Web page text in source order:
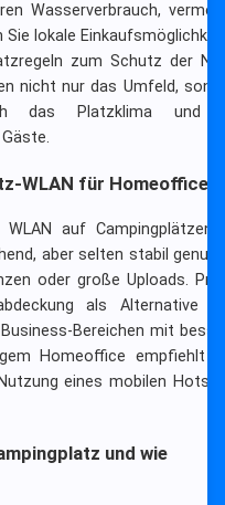
Wasserverbrauch,
Sie lokale
zum Schutz der
nicht nur das Umfeld,
das Platzklima und
WLAN für Homeoffice?
auf Campingplätzen
aber selten stabil genug
oder große Uploads.
als Alternative
Bereichen mit
Homeoffice empfiehlt
eines mobilen
und wie